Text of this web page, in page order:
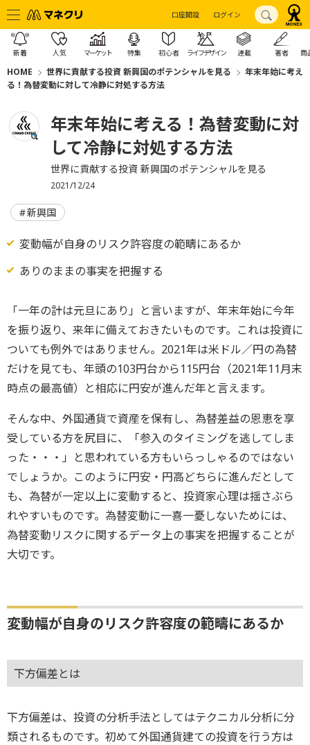
口座開設 ログイン
新着 人気 マーケット 特集 初心者 ライフデザイン 連載 著者 商
HOME 世界に貢献する投資 新興国のポテンシャルを見る
年末年始に考え
る！為替変動に対して冷静に対処する方法
年末年始に考える！為替変動に対
して冷静に対処する方法
世界に貢献する投資 新興国のポテンシャルを見る
2021/12/24
新興国
変動幅が自身のリスク許容度の範疇にあるか
ありのままの事実を把握する
「一年の計は元旦にあり」と言いますが、年末年始に今年
を振り返り、来年に備えておきたいものです。これは投資に
ついても例外ではありません。2021年は米ドル／円の為替
だけを見ても、年頭の103円台から115円台（2021年11月末
時点の最高値）と相応に円安が進んだ年と言えます。
そんな中、外国通貨で資産を保有し、為替差益の恩恵を享
受している方を尻目に、「参入のタイミングを逃してしま
った・・・」と思われている方もいらっしゃるのではない
でしょうか。このように円安・円高どちらに進んだとして
も、為替が一定以上に変動すると、投資家心理は揺さぶら
れやすいものです。為替変動に一喜一憂しないためには、
為替変動リスクに関するデータ上の事実を把握することが
大切です。
変動幅が自身のリスク許容度の範疇にあるか
下方偏差とは
下方偏差は、投資の分析手法としてはテクニカル分析に分
類されるものです。初めて外国通貨建ての投資を行う方は